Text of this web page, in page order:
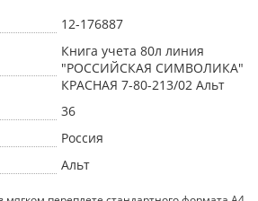
12-176887
Книга учета 80л линия
"РОССИЙСКАЯ СИМВОЛИКА"
КРАСНАЯ 7-80-213/02 Альт
36
Россия
Альт